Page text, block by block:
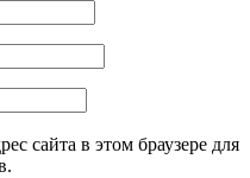
сайта в этом браузере для